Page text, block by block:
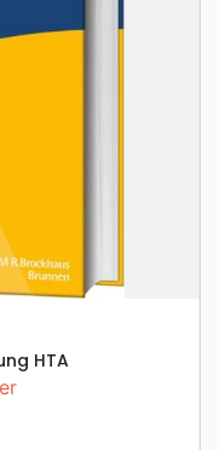
HTA